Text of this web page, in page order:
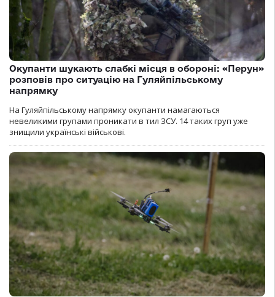
Окупанти шукають слабкі місця в обороні: «Перун»
розповів про ситуацію на Гуляйпільському
напрямку
На Гуляйпільському напрямку окупанти намагаються
невеликими групами проникати в тил ЗСУ. 14 таких груп уже
знищили українські військові.